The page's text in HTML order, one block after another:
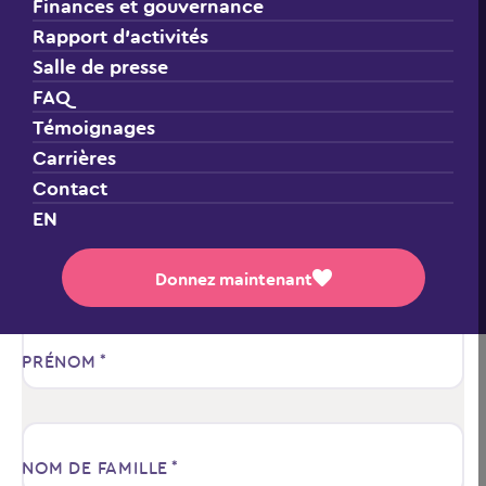
Finances et gouvernance
Rapport d’activités
Salle de presse
FAQ
Témoignages
Carrières
Contact
EN
Donnez maintenant
Siège social
135-G, boulevard de Mortagne,
Boucherville (Québec) J4B 6G4
Bureau régional
411-470, rue Granville,
Vancouver (Colombie-Britannique) V6C 1V5
» indique les champs nécessaires
Dons et reçus fiscaux
PRÉNOM *
NOM DE FAMILLE *